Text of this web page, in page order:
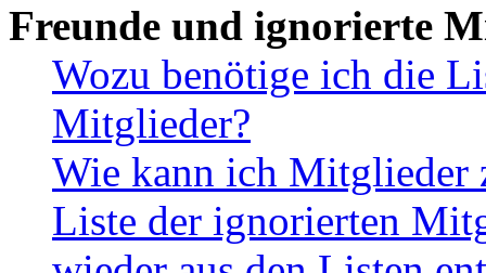
Freunde und ignorierte
Wozu benötige ich die
Mitglieder?
Wie kann ich Mitglieder
Liste der ignorierten